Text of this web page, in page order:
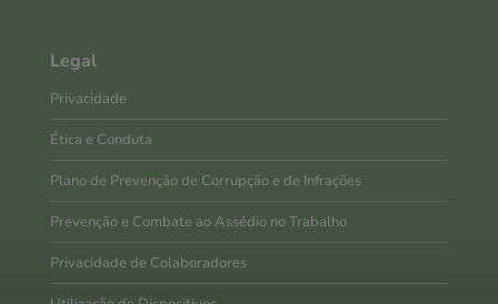
Legal
Privacidade
Ética e Conduta
Plano de Prevenção de Corrupção e de Infrações
Prevenção e Combate ao Assédio no Trabalho
Privacidade de Colaboradores